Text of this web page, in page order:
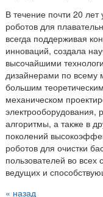
В течение почти 20 лет
роботов для
всегда поддерживая
инноваций, создала
высочайшими
дизайнерами по
большим
механическом
электрооборудования,
алгоритмы, а также в
поколений
роботов для очистки
пользователей во всех
ведущих и
« назад